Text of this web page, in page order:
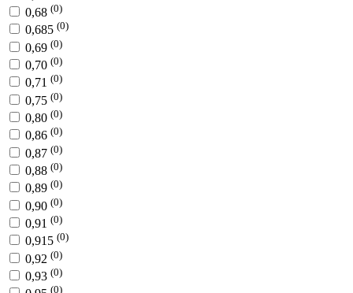
0,68 (0)
0,685 (0)
0,69 (0)
0,70 (0)
0,71 (0)
0,75 (0)
0,80 (0)
0,86 (0)
0,87 (0)
0,88 (0)
0,89 (0)
0,90 (0)
0,91 (0)
0,915 (0)
0,92 (0)
0,93 (0)
(0)